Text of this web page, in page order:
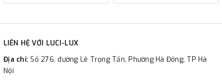
LIÊN HỆ VỚI LUCI-LUX
Địa chỉ:Số 276, đường Lê Trọng Tấn, Phường Hà Đông, TP Hà
Nội